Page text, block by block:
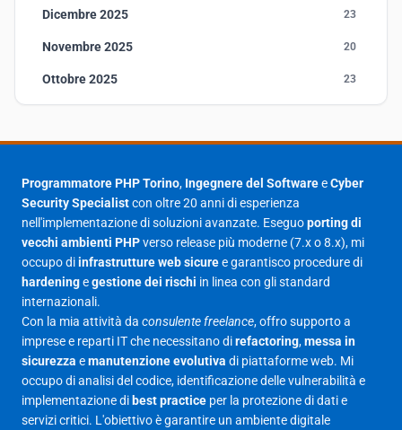
Dicembre 2025 23
Novembre 2025 20
Ottobre 2025 23
Agosto 2025 1
23
Giugno 2025
Maggio 2025 27
Aprile 2025
Marzo 2025
Febbraio 2025 17
Gennaio 2025
Giugno 2023
Programmatore PHP Torino, Ingegnere del SoftwareeCyber
Security Specialistcon oltre 20 anni di esperienza
nell'implementazione di soluzioni avanzate. Eseguoporting di
vecchi ambienti PHPverso release più moderne (7.x o 8.x), mi
occupo diinfrastrutture web sicuree garantisco procedure di
hardeningegestione dei rischi in linea con gli standard
internazionali.
Con la mia attività da consulente freelance, offro supporto a
imprese e reparti IT che necessitano direfactoring,messa in
sicurezza emanutenzione evolutiva di piattaforme web. Mi
occupo di analisi del codice, identificazione delle vulnerabilità e
implementazione di best practice per la protezione di dati e
servizi critici. L'obiettivo è garantire un ambiente digitale